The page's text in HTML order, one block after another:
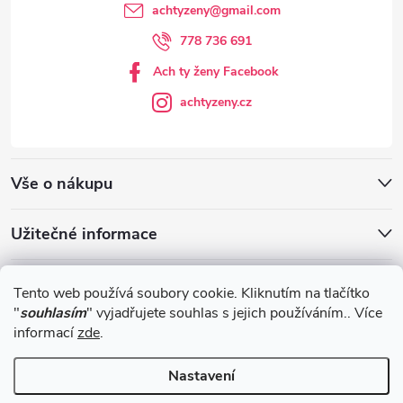
Tento web používá soubory cookie. Kliknutím na tlačítko
"souhlasím" vyjadřujete souhlas s jejich používáním.. Více
informacízde.
Nastavení
Vše o nákupu
Užitečné informace
achtyzeny@gmail.com
778 736 691
Ach ty ženy Facebook
achtyzeny.cz
Blog